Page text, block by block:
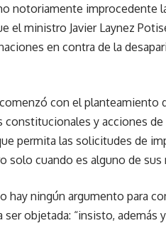
notoriamente improcedente
el ministro Javier Laynez
en contra de la
con el planteamiento
constitucionales y acciones
permita las solicitudes de
solo cuando es alguno de
hay ningún argumento para
ser objetada: “insisto,